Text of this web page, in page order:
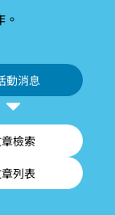
動消息
檢索
列表